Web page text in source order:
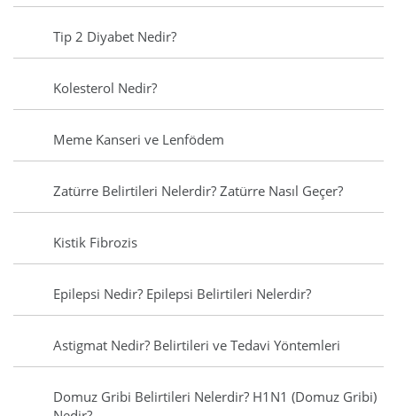
Tip 2 Diyabet Nedir?
Kolesterol Nedir?
Meme Kanseri ve Lenfödem
Zatürre Belirtileri Nelerdir? Zatürre Nasıl Geçer?
Kistik Fibrozis
Epilepsi Nedir? Epilepsi Belirtileri Nelerdir?
Astigmat Nedir? Belirtileri ve Tedavi Yöntemleri
Domuz Gribi Belirtileri Nelerdir? H1N1 (Domuz Gribi)